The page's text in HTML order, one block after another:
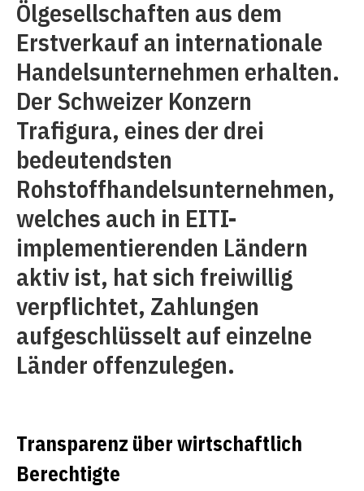
Ölgesellschaften aus dem
Erstverkauf an internationale
Handelsunternehmen erhalten.
Der Schweizer Konzern
Trafigura, eines der drei
bedeutendsten
Rohstoffhandelsunternehmen,
welches auch in EITI-
implementierenden Ländern
aktiv ist, hat sich freiwillig
verpflichtet, Zahlungen
aufgeschlüsselt auf einzelne
Länder offenzulegen.
Transparenz über wirtschaftlich
Berechtigte